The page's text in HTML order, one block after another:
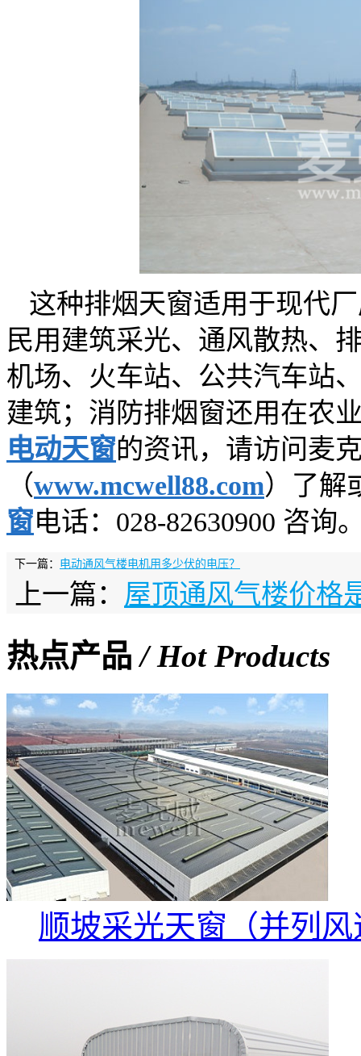
这种排烟天窗适用于现代
民用建筑采光、通风散热、
机场、火车站、公共汽车站
建筑；消防排烟窗还用在农
电动天窗的资讯，请访问麦
（www.mcwell88.com）了解
窗电话：028-82630900 咨询
下一篇： 电动通风气楼电机用多少伏的电压？
上一篇： 屋顶通风气楼价格
热点产品/ Hot Products
顺坡采光天窗（并列